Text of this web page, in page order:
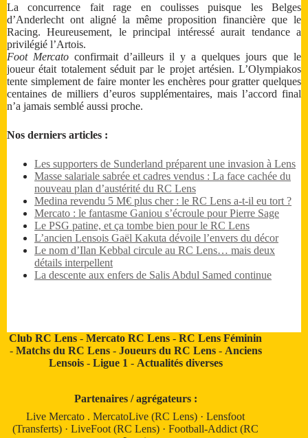
La concurrence fait rage en coulisses puisque les Belges
d’Anderlecht ont aligné la même proposition financière que le
Racing. Heureusement, le principal intéressé aurait tendance a
privilégié l’Artois.
Foot Mercato confirmait d’ailleurs il y a quelques jours que le
joueur était totalement séduit par le projet artésien. L’Olympiakos
tente simplement de faire monter les enchères pour gratter quelques
centaines de milliers d’euros supplémentaires, mais l’accord final
n’a jamais semblé aussi proche.
Nos derniers articles :
Les supporters de Sunderland préparent une invasion à Lens
Masse salariale sabrée et cadres vendus : La face cachée du
nouveau plan d’austérité du RC Lens
Medina revendu 5 M€ plus cher : le RC Lens a-t-il eu tort ?
Mercato : le fantasme Ganiou s’écroule pour Pierre Sage
Le PSG patine, et ça tombe bien pour le RC Lens
L’ancien Lensois Gaël Kakuta dévoile l’envers du décor
Le nom d’Ilan Kebbal circule au RC Lens… mais deux
détails interpellent
La descente aux enfers de Salis Abdul Samed continue
Club RC Lens -Mercato RC Lens -RC Lens Féminin
- Matchs du RC Lens- Joueurs du RC Lens- Anciens
Lensois- Ligue 1 - Actualités diverses
Partenaires / agrégateurs :
Live Mercato .MercatoLive (RC Lens) ·Lensfoot
(Transferts) ·LiveFoot (RC Lens) ·Football-Addict (RC